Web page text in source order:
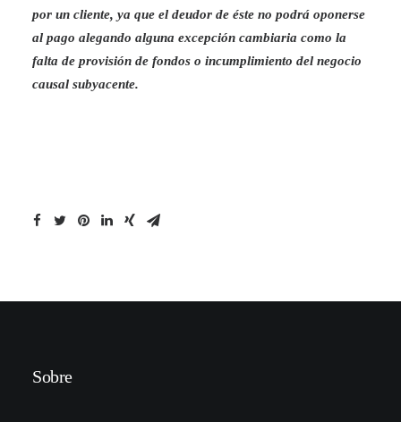
por un cliente, ya que el deudor de éste no podrá oponerse
al pago alegando alguna excepción cambiaria como la
falta de provisión de fondos o incumplimiento del negocio
causal subyacente.
Sobre